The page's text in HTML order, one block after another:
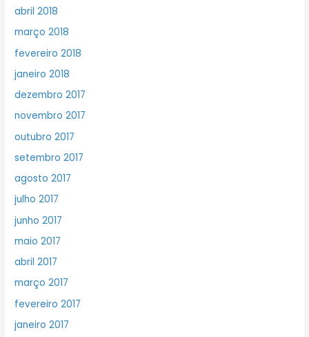
abril 2018
março 2018
fevereiro 2018
janeiro 2018
dezembro 2017
novembro 2017
outubro 2017
setembro 2017
agosto 2017
julho 2017
junho 2017
maio 2017
abril 2017
março 2017
fevereiro 2017
janeiro 2017